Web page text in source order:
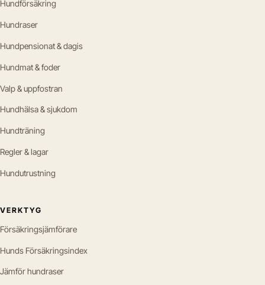
Hundförsäkring
Hundraser
Hundpensionat & dagis
Hundmat & foder
Valp & uppfostran
Hundhälsa & sjukdom
Hundträning
Regler & lagar
Hundutrustning
VERKTYG
Försäkringsjämförare
Hunds Försäkringsindex
Jämför hundraser